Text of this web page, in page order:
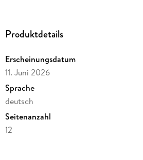
ganzes Jahr lang davon träumen wollen.
Produktdetails
Erscheinungsdatum
11. Juni 2026
Sprache
deutsch
Seitenanzahl
12